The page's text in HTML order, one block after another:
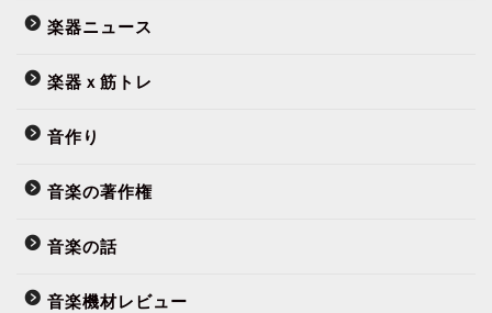
楽器ニュース
楽器ｘ筋トレ
音作り
音楽の著作権
音楽の話
音楽機材レビュー